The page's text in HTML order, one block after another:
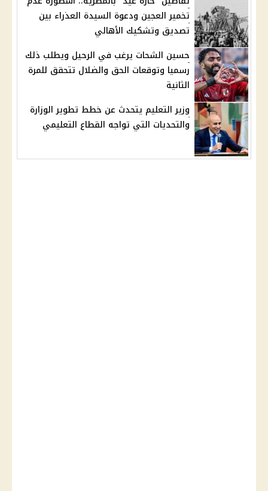
تخمير العجين ودعوة السيدة العذراء بين
تصديق وتشكيك الأهالي
حسين الشحات يرغب في الرحيل ويطلب ذلك
رسميا وتوقعات الحق والضلال تتحقق للمرة
الثانية
وزير التعليم يتحدث عن خطط تطوير الوزارة
والتحديات التي تواجه القطاع التعليمي